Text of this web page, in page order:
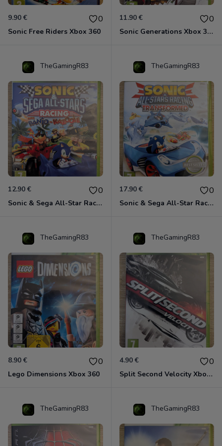
9.90 € 0
Sonic Free Riders Xbox 360
11.90 € 0
Sonic Generations Xbox 360
TheGamingR83
12.90 € 0
Sonic & Sega All-Star Racing avec Banjo-Kazooie Xbox 360
TheGamingR83
17.90 € 0
Sonic & Sega All-Star Racing - Transformed Xbox 360
TheGamingR83
8.90 € 0
Lego Dimensions Xbox 360
TheGamingR83
4.90 € 0
Split Second Velocity Xbox 360
TheGamingR83 TheGamingR83